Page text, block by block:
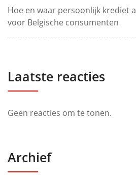
Hoe en waar persoonlijk krediet
voor Belgische consumenten
Laatste reacties
Geen reacties om te tonen.
Archief